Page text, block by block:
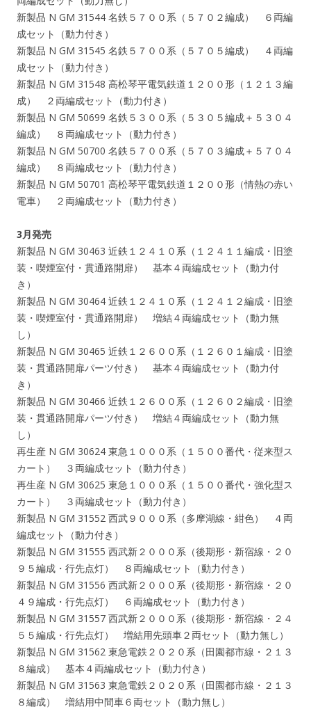
新製品 N GM 31544 名鉄５７００系（５７０２編成） ６両編
成セット（動力付き）
新製品 N GM 31545 名鉄５７００系（５７０５編成） ４両編
成セット（動力付き）
新製品 N GM 31548 高松琴平電気鉄道１２００形（１２１３編
成） ２両編成セット（動力付き）
新製品 N GM 50699 名鉄５３００系（５３０５編成＋５３０４
編成） ８両編成セット（動力付き）
新製品 N GM 50700 名鉄５７００系（５７０３編成＋５７０４
編成） ８両編成セット（動力付き）
新製品 N GM 50701 高松琴平電気鉄道１２００形（情熱の赤い
電車） ２両編成セット（動力付き）
3月発売
新製品 N GM 30463 近鉄１２４１０系（１２４１１編成・旧塗
装・喫煙室付・貫通路開扉） 基本４両編成セット（動力付
き）
新製品 N GM 30464 近鉄１２４１０系（１２４１２編成・旧塗
装・喫煙室付・貫通路開扉） 増結４両編成セット（動力無
し）
新製品 N GM 30465 近鉄１２６００系（１２６０１編成・旧塗
装・貫通路開扉パーツ付き） 基本４両編成セット（動力付
き）
新製品 N GM 30466 近鉄１２６００系（１２６０２編成・旧塗
装・貫通路開扉パーツ付き） 増結４両編成セット（動力無
し）
再生産 N GM 30624 東急１０００系（１５００番代・従来型ス
カート） ３両編成セット（動力付き）
再生産 N GM 30625 東急１０００系（１５００番代・強化型ス
カート） ３両編成セット（動力付き）
新製品 N GM 31552 西武９０００系（多摩湖線・紺色） ４両
編成セット（動力付き）
新製品 N GM 31555 西武新２０００系（後期形・新宿線・２０
９５編成・行先点灯） ８両編成セット（動力付き）
新製品 N GM 31556 西武新２０００系（後期形・新宿線・２０
４９編成・行先点灯） ６両編成セット（動力付き）
新製品 N GM 31557 西武新２０００系（後期形・新宿線・２４
５５編成・行先点灯） 増結用先頭車２両セット（動力無し）
新製品 N GM 31562 東急電鉄２０２０系（田園都市線・２１３
８編成） 基本４両編成セット（動力付き）
新製品 N GM 31563 東急電鉄２０２０系（田園都市線・２１３
８編成） 増結用中間車６両セット（動力無し）